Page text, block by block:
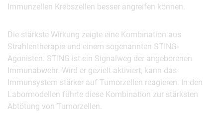
Immunzellen Krebszellen besser angreifen können.
Die stärkste Wirkung zeigte eine Kombination aus
Strahlentherapie und einem sogenannten STING-
Agonisten. STING ist ein Signalweg der angeborenen
Immunabwehr. Wird er gezielt aktiviert, kann das
Immunsystem stärker auf Tumorzellen reagieren. In den
Labormodellen führte diese Kombination zur stärksten
Abtötung von Tumorzellen.